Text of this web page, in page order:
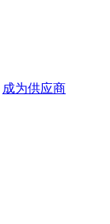
成为供应商